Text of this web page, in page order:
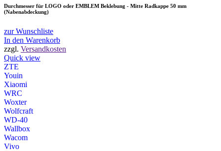
Durchmesser für LOGO oder EMBLEM Beklebung - Mitte Radkappe 50 mm
(Nabenabdeckung)
zur Wunschliste
In den Warenkorb
zzgl. Versandkosten
Quick view
ZTE
Youin
Xiaomi
WRC
Woxter
Wolfcraft
WD-40
Wallbox
Wacom
Vivo